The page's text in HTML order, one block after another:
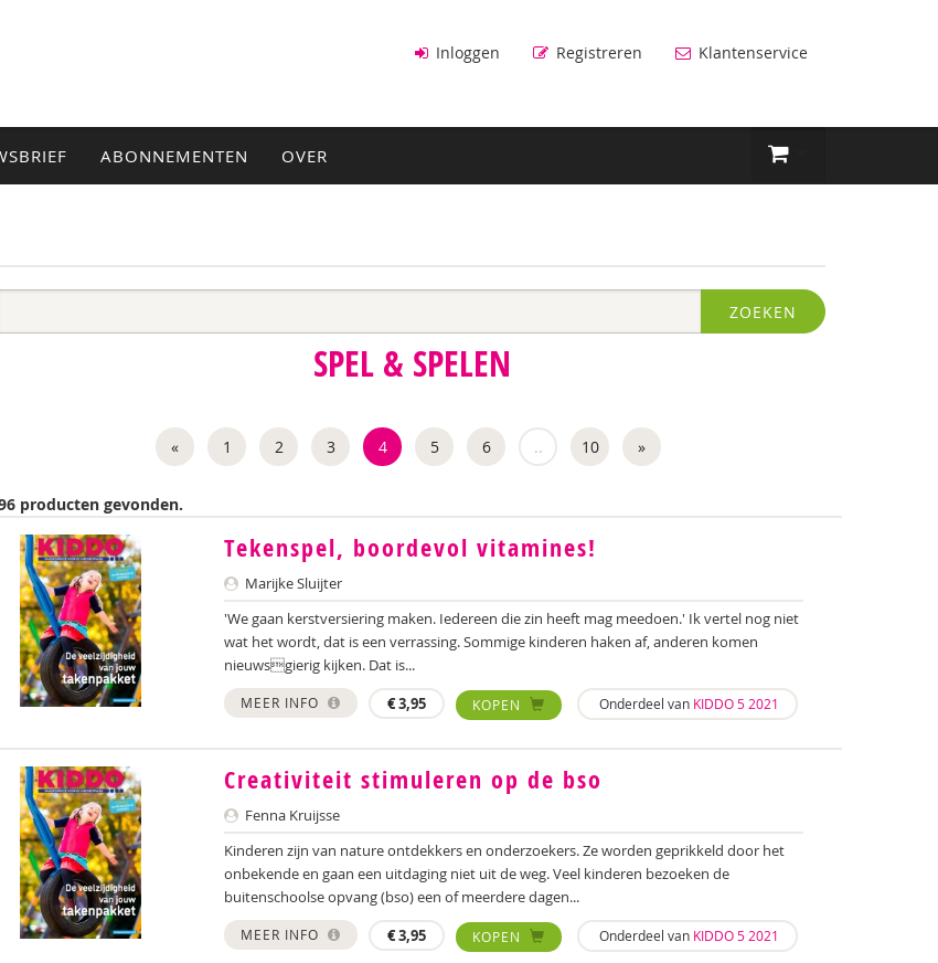
Inloggen Registreren Klantenservice
ABONNEMENTEN OVER
ZOEKEN
SPEL & SPELEN
« 1 2 3 4 5 6 .. 10 »
producten gevonden.
Tekenspel, boordevol vitamines!
Marijke Sluijter
'We gaan kerstversiering maken. Iedereen die zin heeft mag meedoen.' Ik vertel nog niet
wat het wordt, dat is een verrassing. Sommige kinderen haken af, anderen komen
nieuwsgierig kijken. Dat is...
MEER INFO €3,95 KOPEN Onderdeel van KIDDO 5 2021
Creativiteit stimuleren op de bso
Fenna Kruijsse
Kinderen zijn van nature ontdekkers en onderzoekers. Ze worden geprikkeld door het
onbekende en gaan een uitdaging niet uit de weg. Veel kinderen bezoeken de
buitenschoolse opvang (bso) een of meerdere dagen...
MEER INFO €3,95 KOPEN Onderdeel van KIDDO 5 2021